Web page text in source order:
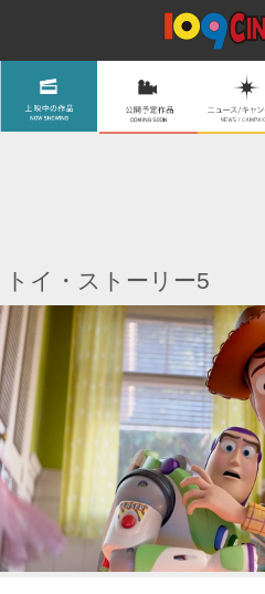
トイ・ストーリー5